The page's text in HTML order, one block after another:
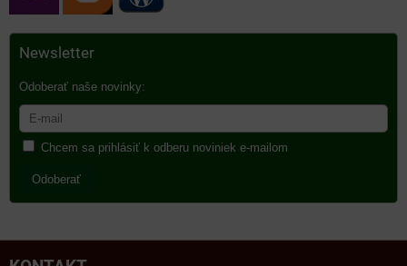
Newsletter
Odoberať naše novinky:
Chcem sa prihlásiť k odberu noviniek e-mailom
Odoberať